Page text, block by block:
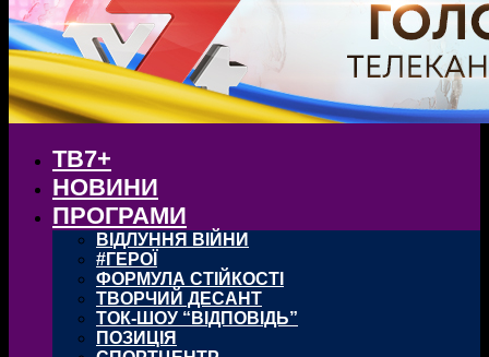
ТВ7+
НОВИНИ
ПРОГРАМИ
ВІДЛУННЯ ВІЙНИ
#ГЕРОЇ
ФОРМУЛА СТІЙКОСТІ
ТВОРЧИЙ ДЕСАНТ
ТОК-ШОУ “ВІДПОВІДЬ”
ПОЗИЦІЯ